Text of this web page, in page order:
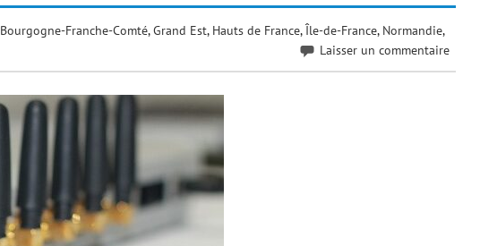
Bourgogne-Franche-Comté,Grand Est, Hauts de France,Île-de-France, Normandie,
Laisser un commentaire